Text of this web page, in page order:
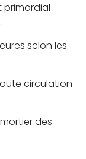
primordial
selon les
circulation
des